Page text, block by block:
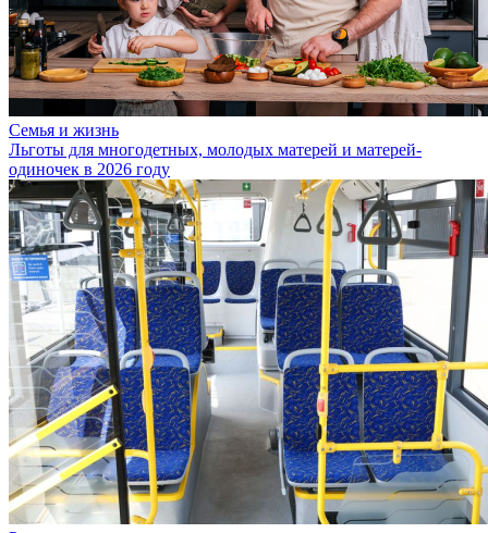
Семья и жизнь
Льготы для многодетных, молодых матерей и матерей-
одиночек в 2026 году